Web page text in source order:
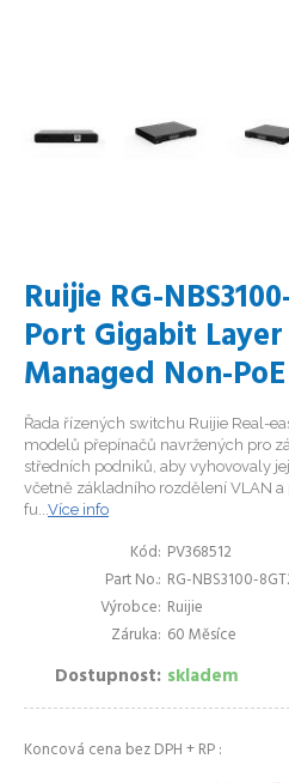
Ruijie RG-
Port Gigabit
Managed Non-
Řada řízených switchu Ruijie Real-
modelů přepínačů navržených pro
středních podniků, aby vyhovovaly
včetně základního rozdělení VLAN
fu...Více info
Kód PV368512
Part No. RG-NBS3100-
Výrobce Ruijie
Záruka 60 Měsíce
Dostupnost skladem
Koncová cena bez DPH + RP